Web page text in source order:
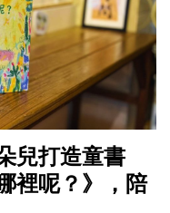
兒打造童書
裡呢？》，陪